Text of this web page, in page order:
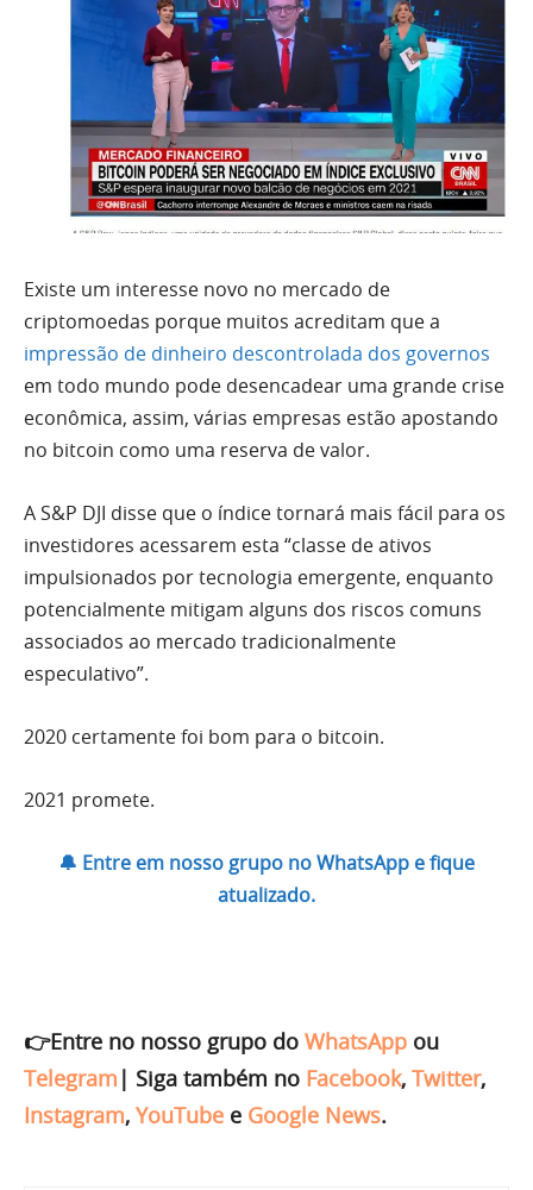
Existe um interesse novo no mercado de
criptomoedas porque muitos acreditam que a
impressão de dinheiro descontrolada dos governos
em todo mundo pode desencadear uma grande crise
econômica, assim, várias empresas estão apostando
no bitcoin como uma reserva de valor.
A S&P DJI disse que o índice tornará mais fácil para os
investidores acessarem esta “classe de ativos
impulsionados por tecnologia emergente, enquanto
potencialmente mitigam alguns dos riscos comuns
associados ao mercado tradicionalmente
especulativo”.
2020 certamente foi bom para o bitcoin.
2021 promete.
🔔 Entre em nosso grupo no WhatsApp e fique
atualizado.
👉Entre no nosso grupo do WhatsApp ou
Telegram | Siga também no Facebook, Twitter,
Instagram, YouTube e Google News.